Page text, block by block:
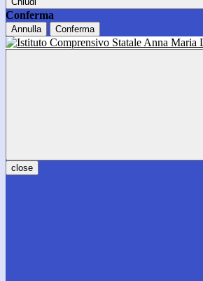
Conferma
Annulla Conferma
close